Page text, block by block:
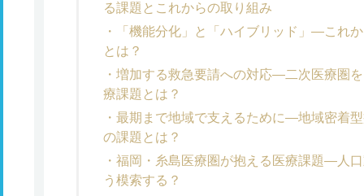
る課題とこれからの取り組み
「機能分化」と「ハイブリッド」―これ
とは？
増加する救急要請への対応―二次医療圏
療課題とは？
最期まで地域で支えるために―地域密着
の課題とは？
福岡・糸島医療圏が抱える医療課題―人
う模索する？